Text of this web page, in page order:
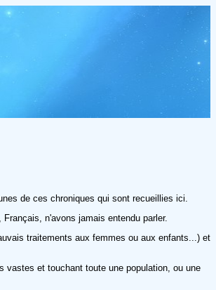
de ces chroniques qui sont recueillies ici.
n'avons jamais entendu parler.
traitements aux femmes ou aux enfants...) et
vastes et touchant toute une population, ou une